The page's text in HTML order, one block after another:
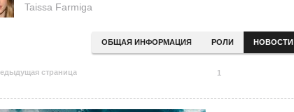
Taissa Farmiga
ОБЩАЯ ИНФОРМАЦИЯ РОЛИ НОВОСТИ
страница 1